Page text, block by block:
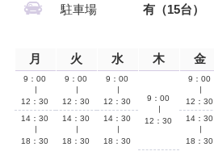
駐車場 有（15台）
月 火 水 木 金
9：00
12：30
9：00
12：30
9：00
12：30
9：00
12：30
9：00
12：30
14：30
18：30
14：30
18：30
14：30
18：30
14：30
18：30